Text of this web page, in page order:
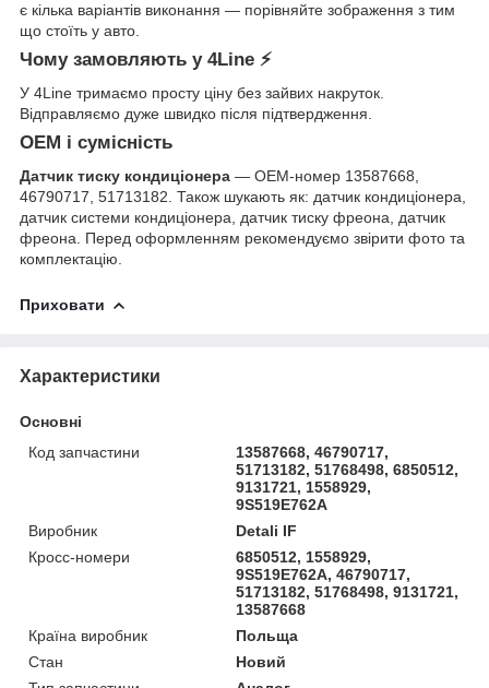
є кілька варіантів виконання — порівняйте зображення з тим
що стоїть у авто.
Чому замовляють у 4Line ⚡
У 4Line тримаємо просту ціну без зайвих накруток.
Відправляємо дуже швидко після підтвердження.
OEM і сумісність
Датчик тиску кондиціонера — OEM-номер 13587668,
46790717, 51713182. Також шукають як: датчик кондиціонера,
датчик системи кондиціонера, датчик тиску фреона, датчик
фреона. Перед оформленням рекомендуємо звірити фото та
комплектацію.
Приховати
Характеристики
Основні
Код запчастини
13587668, 46790717,
51713182, 51768498, 6850512,
9131721, 1558929,
9S519E762A
Виробник
Detali IF
Кросс-номери
6850512, 1558929,
9S519E762A, 46790717,
51713182, 51768498, 9131721,
13587668
Країна виробник
Польща
Стан
Новий